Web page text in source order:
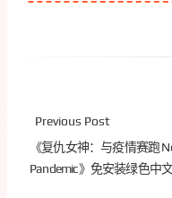
Previous Post
《复仇女神：与疫情赛跑
Pandemic》免安装绿色中